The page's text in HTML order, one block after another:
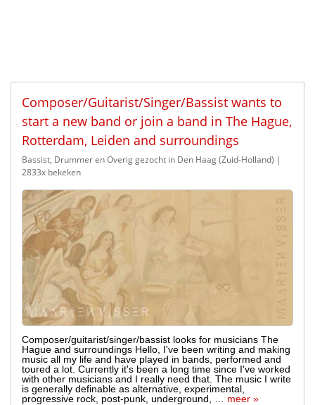
Composer/Guitarist/Singer/Bassist wants to
start a new band or join a band in The Hague,
Rotterdam, Leiden and surroundings
Bassist, Drummer en Overig gezocht in Den Haag (Zuid-Holland) |
2833x bekeken
Composer/guitarist/singer/bassist looks for musicians The
Hague and surroundings Hello, I've been writing and making
music all my life and have played in bands, performed and
toured a lot. Currently it's been a long time since I've worked
with other musicians and I really need that. The music I write
is generally definable as alternative, experimental,
progressive rock, post-punk, underground, … meer »